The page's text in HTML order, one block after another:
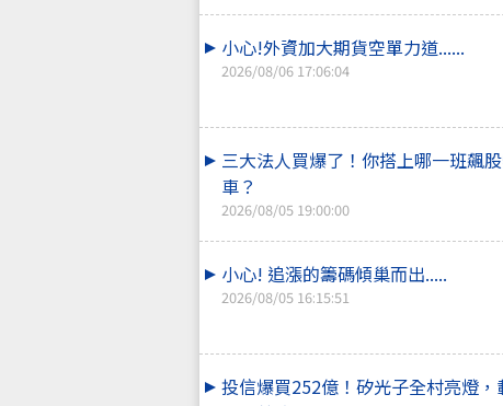
小心!外資加大期貨空單力道......
2026/08/06 17:06:04
三大法人買爆了！你搭上哪一班飆
車？
2026/08/05 19:00:00
小心! 追漲的籌碼傾巢而出.....
2026/08/05 16:15:51
投信爆買252億！矽光子全村亮燈，